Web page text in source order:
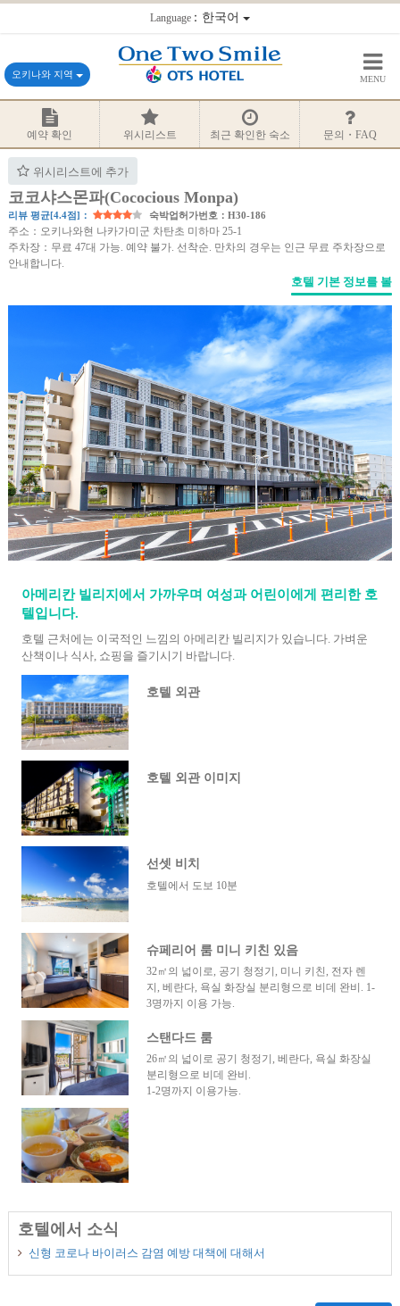
Language：한국어
오키나와 지역 MENU
예약 확인 위시리스트 최근 확인한 숙소 문의・FAQ
위시리스트에 추가
코코샤스몬파(Cococious Monpa)
리뷰 평균[4.4점]： 숙박업허가번호：H30-186
주소：오키나와현 나카가미군 차탄초 미하마 25-1
주차장：무료 47대 가능. 예약 불가. 선착순. 만차의 경우는 인근 무료 주차장으로
안내합니다.
호텔 기본 정보를 볼
아메리칸 빌리지에서 가까우며 여성과 어린이에게 편리한 호
텔입니다.
호텔 근처에는 이국적인 느낌의 아메리칸 빌리지가 있습니다. 가벼운
산책이나 식사, 쇼핑을 즐기시기 바랍니다.
호텔 외관
호텔 외관 이미지
선셋 비치
호텔에서 도보 10분
슈페리어 룸 미니 키친 있음
32㎡의 넓이로, 공기 청정기, 미니 키친, 전자 렌
지, 베란다, 욕실 화장실 분리형으로 비데 완비. 1-
3명까지 이용 가능.
스탠다드 룸
26㎡의 넓이로 공기 청정기, 베란다, 욕실 화장실
분리형으로 비데 완비.
1-2명까지 이용가능.
호텔에서 소식
신형 코로나 바이러스 감염 예방 대책에 대해서